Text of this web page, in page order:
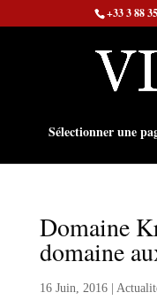
+33 3 88
Sélectionner une
Domaine
domaine
16 Juin, 2016|